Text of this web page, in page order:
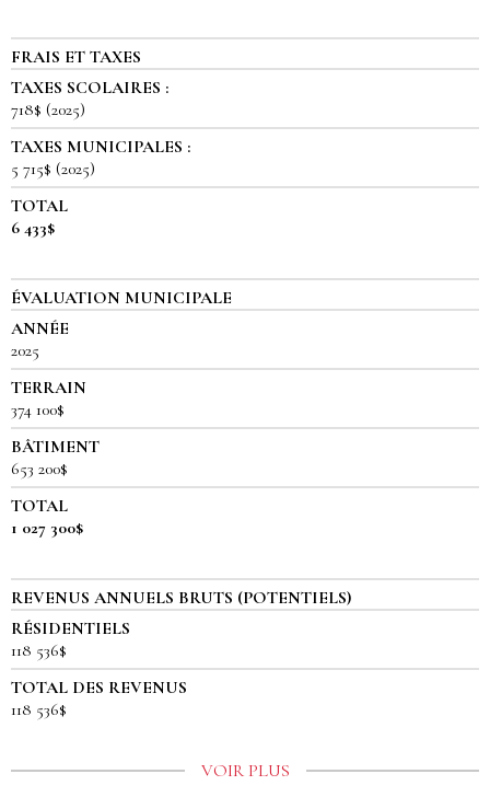
FRAIS ET TAXES
TAXES SCOLAIRES :
718$ (2025)
TAXES MUNICIPALES :
5 715$ (2025)
TOTAL
6 433$
ÉVALUATION MUNICIPALE
ANNÉE
2025
TERRAIN
374 100$
BÂTIMENT
653 200$
TOTAL
1 027 300$
REVENUS ANNUELS BRUTS (POTENTIELS)
RÉSIDENTIELS
118 536$
TOTAL DES REVENUS
118 536$
VOIR PLUS